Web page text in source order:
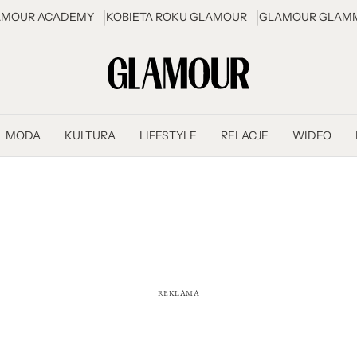
ACADEMY KOBIETA ROKU GLAMOUR GLAMOUR
MODA KULTURA LIFESTYLE RELACJE WIDEO